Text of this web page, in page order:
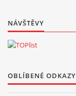
NÁVŠTĚVY
OBLÍBENÉ ODKAZY